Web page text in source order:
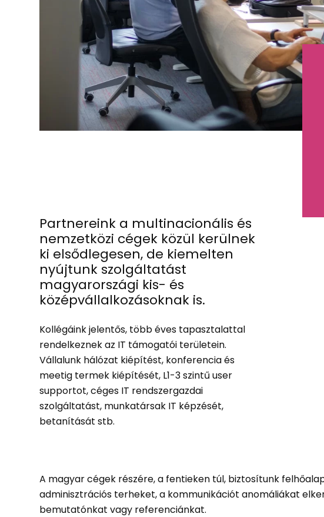
Partnereink a multinacionális és
nemzetközi cégek közül kerülnek
ki elsődlegesen, de kiemelten
nyújtunk szolgáltatást
magyarországi kis- és
középvállalkozásoknak is.
Kollégáink jelentős, több éves tapasztalattal
rendelkeznek az IT támogatói területein.
Vállalunk hálózat kiépítést, konferencia és
meetig termek kiépítését, L1-3 szintű user
supportot, céges IT rendszergazdai
szolgáltatást, munkatársak IT képzését,
betanítását stb.
A magyar cégek részére, a fentieken túl, biztosítunk
adminisztrációs terheket, a kommunikációt anomáliákat
bemutatónkat vagy referenciánkat.